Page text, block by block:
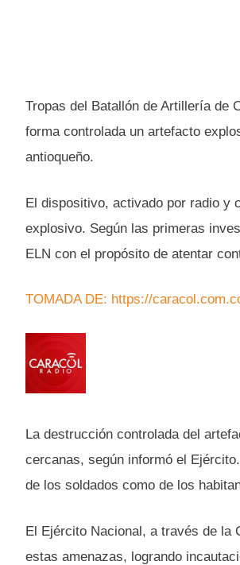
Tropas del Batallón de Artillería de
forma controlada un artefacto
antioqueño.
El dispositivo, activado por radio y
explosivo. Según las primeras
ELN con el propósito de atentar
TOMADA DE: https://
La destrucción controlada del
cercanas, según informó el
de los soldados como de los
El Ejército Nacional, a través de la
estas amenazas, logrando